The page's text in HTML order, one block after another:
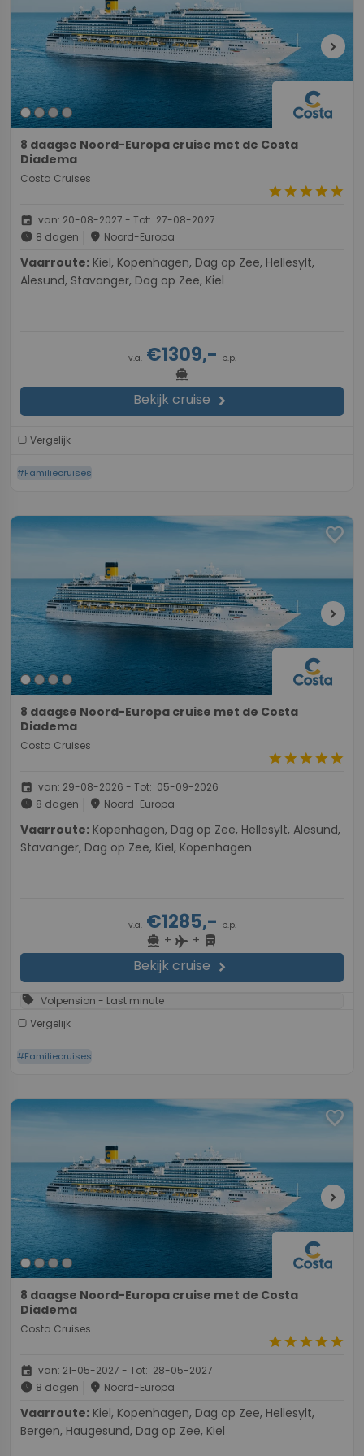
chevron_right
8 daagse Noord-Europa cruise met de Costa
Diadema
Costa Cruises
starstarstarstarstar
event van: 20-08-2027 - Tot: 27-08-2027
schedule 8 dagen place Noord-Europa
Vaarroute:
Alesund, Stavanger, Dag op Zee, Kiel
v.a.€1309,- p.p.
directions_boat
Bekijk cruise chevron_right
Vergelijk
#Familiecruises
favorite
chevron_right
8 daagse Noord-Europa cruise met de Costa
Diadema
Costa Cruises
starstarstarstarstar
event van: 29-08-2026 - Tot: 05-09-2026
schedule 8 dagen place Noord-Europa
Vaarroute:
Stavanger, Dag op Zee, Kiel, Kopenhagen
v.a.€1285,- p.p.
directions_boat + flight + directions_bus
Bekijk cruise chevron_right
sell Volpension - Last minute
Vergelijk
#Familiecruises
favorite
chevron_right
8 daagse Noord-Europa cruise met de Costa
Diadema
Costa Cruises
starstarstarstarstar
event van: 21-05-2027 - Tot: 28-05-2027
schedule 8 dagen place Noord-Europa
Vaarroute:
Bergen, Haugesund, Dag op Zee, Kiel